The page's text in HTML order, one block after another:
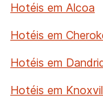
Hotéis em Alcoa
Hotéis em
Hotéis em
Hotéis em